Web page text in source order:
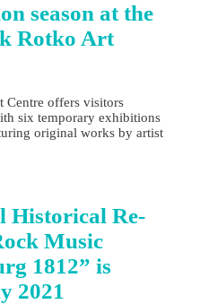
season at the
Rotko Art
Centre offers visitors
six temporary exhibitions
original works by artist
Historical Re-
Music
1812” is
2021